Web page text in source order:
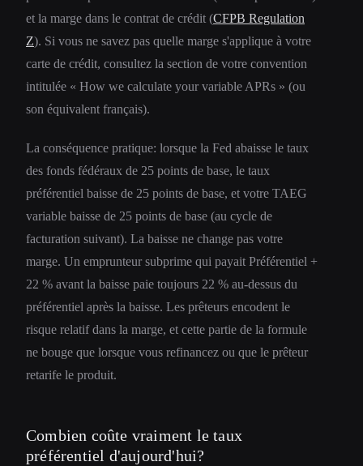
et la marge dans le contrat de crédit (CFPB Regulation
Z). Si vous ne savez pas quelle marge s'applique à votre
carte de crédit, consultez la section de votre convention
intitulée « How we calculate your variable APRs » (ou
son équivalent français).
La conséquence pratique: lorsque la Fed abaisse le taux
des fonds fédéraux de 25 points de base, le taux
préférentiel baisse de 25 points de base, et votre TAEG
variable baisse de 25 points de base (au cycle de
facturation suivant). La baisse ne change pas votre
marge. Un emprunteur subprime qui payait Préférentiel +
22 % avant la baisse paie toujours 22 % au-dessus du
préférentiel après la baisse. Les prêteurs encodent le
risque relatif dans la marge, et cette partie de la formule
ne bouge que lorsque vous refinancez ou que le prêteur
retarife le produit.
Combien coûte vraiment le taux
préférentiel d'aujourd'hui?